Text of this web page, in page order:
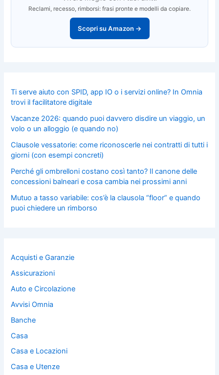
Reclami, recesso, rimborsi: frasi pronte e modelli da copiare.
Scopri su Amazon →
Ti serve aiuto con SPID, app IO o i servizi online? In Omnia
trovi il facilitatore digitale
Vacanze 2026: quando puoi davvero disdire un viaggio, un
volo o un alloggio (e quando no)
Clausole vessatorie: come riconoscerle nei contratti di tutti i
giorni (con esempi concreti)
Perché gli ombrelloni costano così tanto? Il canone delle
concessioni balneari e cosa cambia nei prossimi anni
Mutuo a tasso variabile: cos’è la clausola “floor” e quando
puoi chiedere un rimborso
Acquisti e Garanzie
Assicurazioni
Auto e Circolazione
Avvisi Omnia
Banche
Casa
Casa e Locazioni
Casa e Utenze